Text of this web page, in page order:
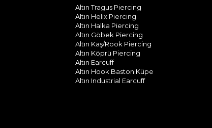
Altın Tragus Piercing
Altın Helix Piercing
Altın Halka Piercing
Altın Göbek Piercing
Altın Kaş/Rook Piercing
Altın Köprü Piercing
Altın Earcuff
Altın Hook Baston Küpe
Altın Industrial Earcuff